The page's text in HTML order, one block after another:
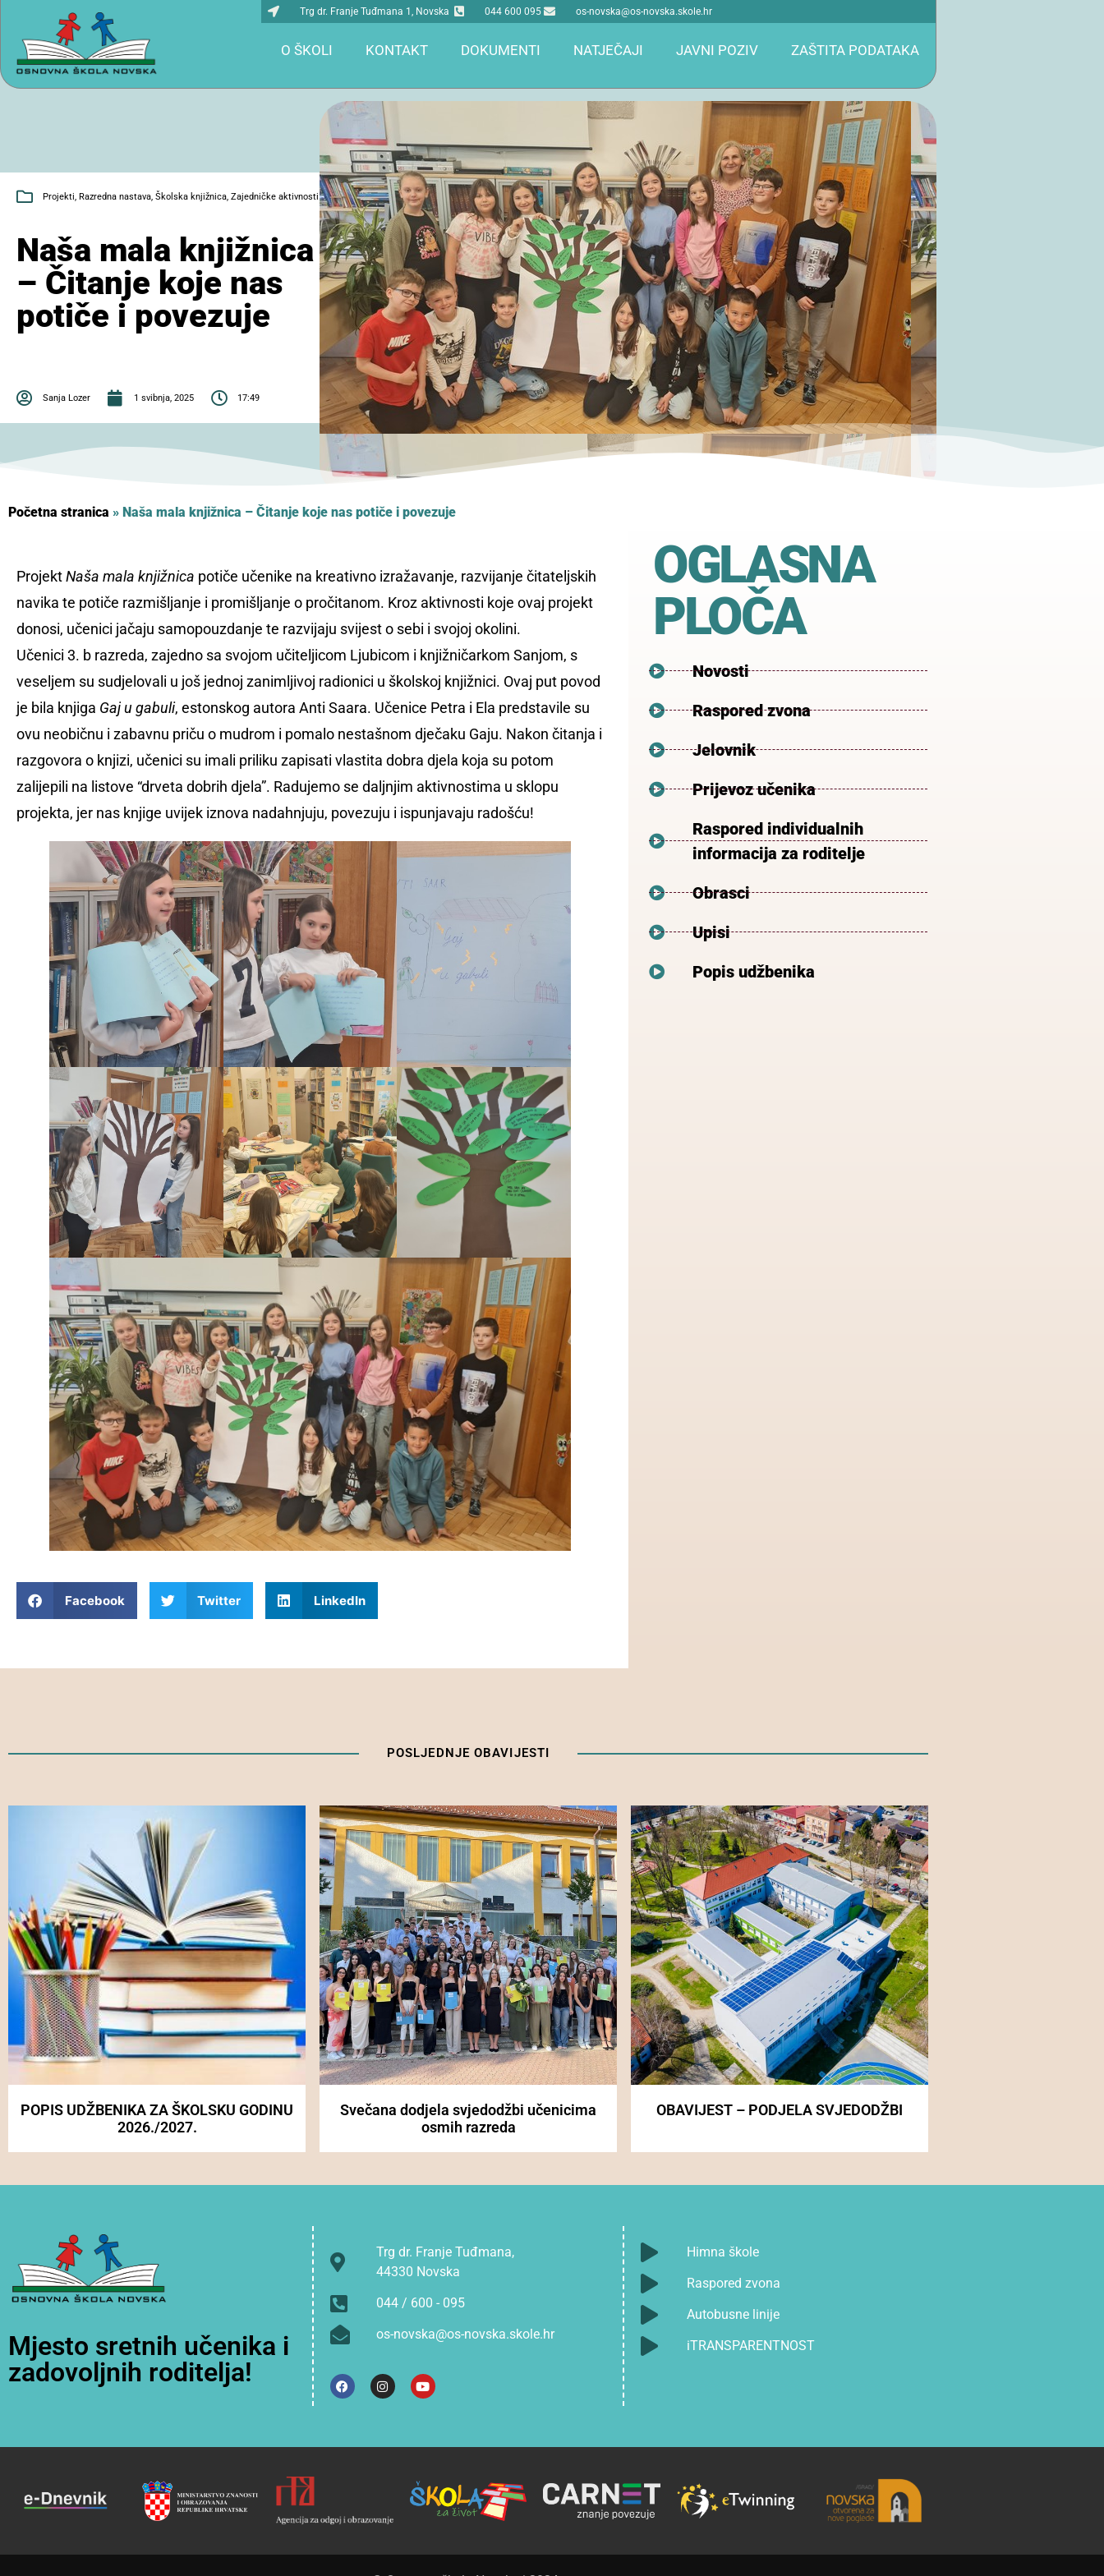
Trg dr. Franje Tuđmana 1, Novska 044 600 095 os-novska@os-novska.skole.hr
O ŠKOLI KONTAKT DOKUMENTI NATJEČAJI JAVNI POZIV ZAŠTITA PODATAKA
Projekti, Razredna nastava, Školska knjižnica, Zajedničke aktivnosti
Naša mala knjižnica
– Čitanje koje nas
potiče i povezuje
Sanja Lozer 1 svibnja, 2025 17:49
Početna stranica » Naša mala knjižnica – Čitanje koje nas potiče i povezuje
ProjektNaša mala knjižnica potiče učenike na kreativno izražavanje, razvijanje čitateljskih
navika te potiče razmišljanje i promišljanje o pročitanom. Kroz aktivnosti koje ovaj projekt
donosi, učenici jačaju samopouzdanje te razvijaju svijest o sebi i svojoj okolini.
Učenici 3. b razreda, zajedno sa svojom učiteljicom Ljubicom i knjižničarkom Sanjom, s
veseljem su sudjelovali u još jednoj zanimljivoj radionici u školskoj knjižnici. Ovaj put povod
je bila knjiga Gaj u gabuli, estonskog autora Anti Saara. Učenice Petra i Ela predstavile su
ovu neobičnu i zabavnu priču o mudrom i pomalo nestašnom dječaku Gaju. Nakon čitanja i
razgovora o knjizi, učenici su imali priliku zapisati vlastita dobra djela koja su potom
zalijepili na listove “drveta dobrih djela”. Radujemo se daljnjim aktivnostima u sklopu
projekta, jer nas knjige uvijek iznova nadahnjuju, povezuju i ispunjavaju radošću!
Facebook Twitter LinkedIn
OGLASNA
PLOČA
Novosti
Raspored zvona
Jelovnik
Prijevoz učenika
Raspored individualnih
informacija za roditelje
Obrasci
Upisi
Popis udžbenika
POSLJEDNJE OBAVIJESTI
POPIS UDŽBENIKA ZA ŠKOLSKU GODINU
2026./2027.
Svečana dodjela svjedodžbi učenicima
osmih razreda
OBAVIJEST – PODJELA SVJEDODŽBI
Mjesto sretnih učenika i
zadovoljnih roditelja!
Trg dr. Franje Tuđmana,
44330 Novska
044 / 600 - 095
os-novska@os-novska.skole.hr
Himna škole
Raspored zvona
Autobusne linije
iTRANSPARENTNOST